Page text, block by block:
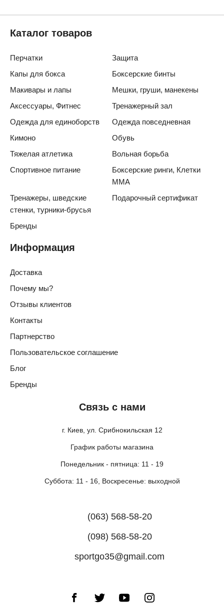
Связь с нами
г. Киев, ул. Срибнокильская 12
График работы магазина
Понедельник - пятница: 11 - 19
Суббота: 11 - 16, Воскресенье: выходной
(063) 568-58-20
(098) 568-58-20
sportgo35@gmail.com
Каталог товаров
Перчатки
Защита
Капы для бокса
Боксерские бинты
Макивары и лапы
Мешки, груши, манекены
Аксессуары, Фитнес
Тренажерный зал
Одежда для единоборств
Одежда повседневная
Кимоно
Обувь
Тяжелая атлетика
Вольная борьба
Спортивное питание
Боксерские ринги, Клетки
ММА
Тренажеры, шведские
стенки, турники-брусья
Подарочный сертификат
Бренды
Информация
Доставка
Почему мы?
Отзывы клиентов
Контакты
Партнерство
Пользовательское соглашение
Блог
Бренды